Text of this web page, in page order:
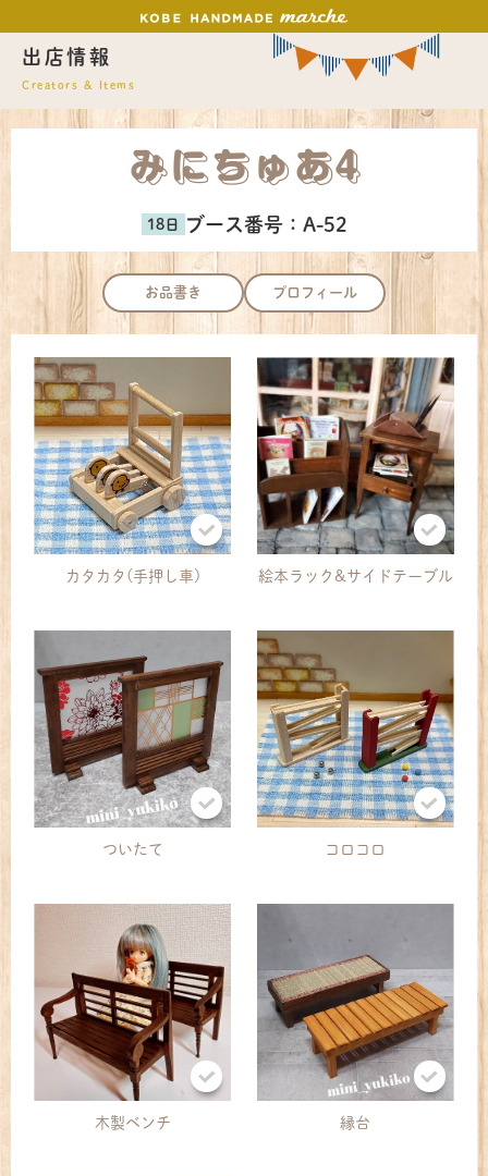
出店情報
Creators & Items
みにちゅあ4
ブース番号： A-52
お品書き プロフィール
カタカタ(手押し車) 絵本ラック&サイドテーブル
ついたて コロコロ
木製ベンチ 縁台